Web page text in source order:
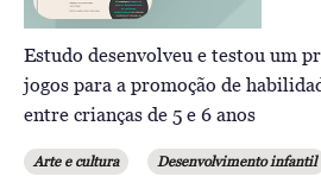
Estudo desenvolveu e testou um
jogos para a promoção de
entre crianças de 5 e 6 anos
Arte e cultura Desenvolvimento infantil